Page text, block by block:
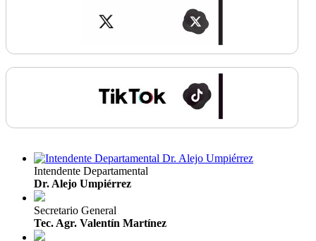
Intendente Departamental
Dr. Alejo Umpiérrez
Secretario General
Tec. Agr. Valentín Martínez